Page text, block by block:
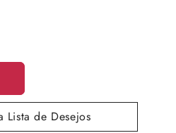
Lista de Desejos